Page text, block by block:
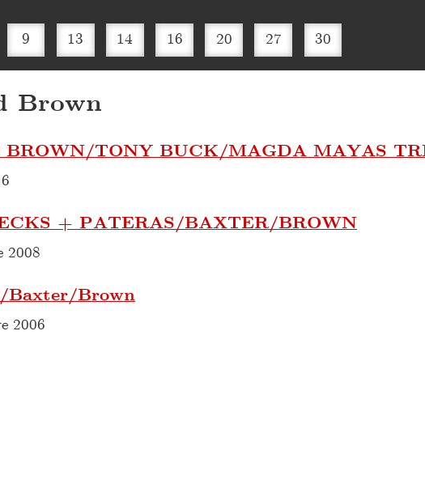
9 13 14 16 20 27 30
Brown
TONY BUCK/MAGDA MAYAS
+ PATERAS/BAXTER/BROWN
2008
Baxter/Brown
2006